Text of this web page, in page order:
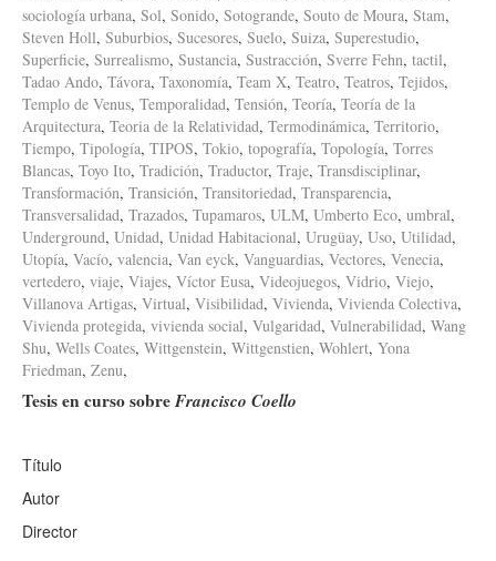
sociología urbana, Sol, Sonido, Sotogrande, Souto de Moura, Stam,
Steven Holl, Suburbios, Sucesores, Suelo, Suiza, Superestudio,
Superficie, Surrealismo, Sustancia, Sustracción, Sverre Fehn, tactil,
Tadao Ando, Távora, Taxonomía, Team X, Teatro, Teatros, Tejidos,
Templo de Venus, Temporalidad, Tensión, Teoría, Teoría de la
Arquitectura, Teoria de la Relatividad, Termodinámica, Territorio,
Tiempo, Tipología, TIPOS, Tokio, topografía, Topología, Torres
Blancas, Toyo Ito, Tradición, Traductor, Traje, Transdisciplinar,
Transformación, Transición, Transitoriedad, Transparencia,
Transversalidad, Trazados, Tupamaros, ULM, Umberto Eco, umbral,
Underground, Unidad, Unidad Habitacional, Urugüay, Uso, Utilidad,
Utopía, Vacío, valencia, Van eyck, Vanguardias, Vectores, Venecia,
vertedero, viaje, Viajes, Víctor Eusa, Videojuegos, Vidrio, Viejo,
Villanova Artigas, Virtual, Visibilidad, Vivienda, Vivienda Colectiva,
Vivienda protegida, vivienda social, Vulgaridad, Vulnerabilidad, Wang
Shu, Wells Coates, Wittgenstein, Wittgenstien, Wohlert, Yona
Friedman, Zenu,
Tesis en curso sobreFrancisco Coello
Título
Autor
Director